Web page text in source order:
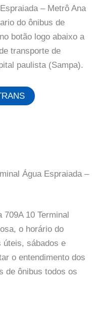
– Metrô Ana
do ônibus de
botão logo abaixo a
transporte de
paulista (Sampa).
Água Espraiada –
10 Terminal
o horário do
úteis, sábados e
o entendimento dos
de ônibus todos os